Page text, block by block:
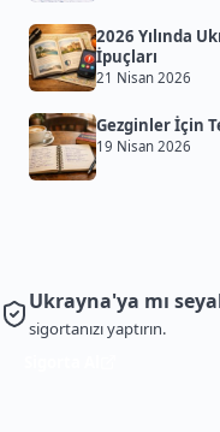
2026 Yılında
İpuçları
21 Nisan 2026
Gezginler İçin
19 Nisan 2026
Ukrayna'ya mı
sigortanızı yaptırın.